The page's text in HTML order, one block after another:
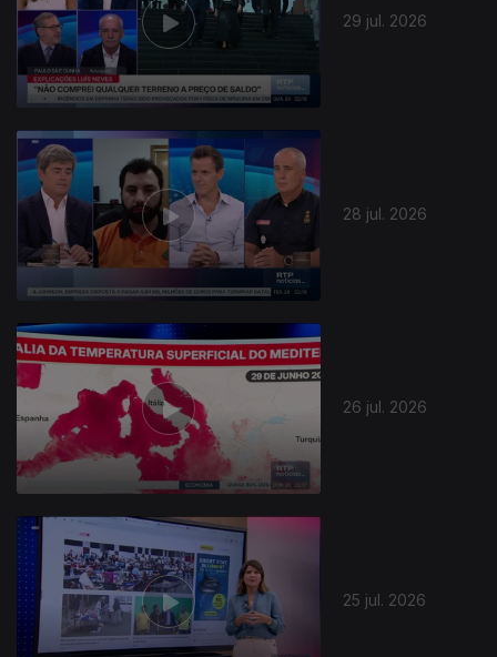
29 jul. 2026
28 jul. 2026
26 jul. 2026
25 jul. 2026
944414